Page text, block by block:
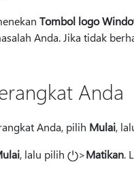
Tombol logo
Anda. Jika tidak
Anda
Anda, pilih Mulai,
, lalu pilih >Matikan.